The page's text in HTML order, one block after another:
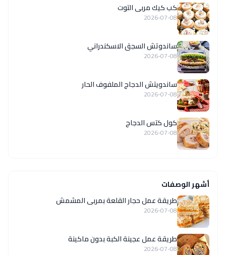
كب كيك مربى التوت
2026-07-08
ساندوتش السجق الاسكندراني
2026-07-08
ساندويتش الدجاج الملفوف الحار
2026-07-08
كول كتس الدجاج
2026-07-08
أشهر الوصفات
طريقة عمل حجار القلعة بمربى المشمش
2026-07-08
طريقة عمل عجينة الكبة بدون ماكينة
2026-07-08